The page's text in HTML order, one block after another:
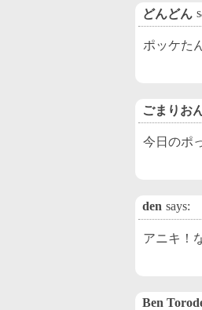
どんどん
ポッケた
ごまりお
今日のポ
den says:
アニキ！
Ben